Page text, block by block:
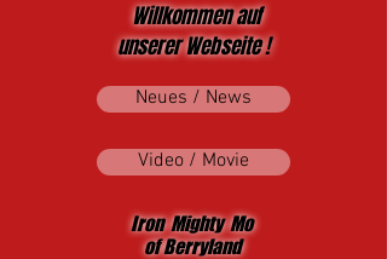
Willkommen auf
unserer Webseite !
Neues / News
Video / Movie
Iron Mighty Mo
of Berryland